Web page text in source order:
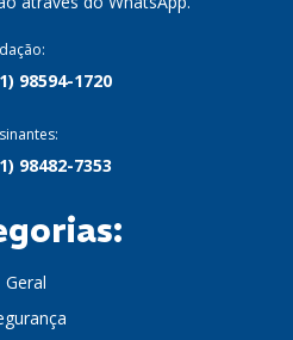
98594-1720
98482-7353
Geral